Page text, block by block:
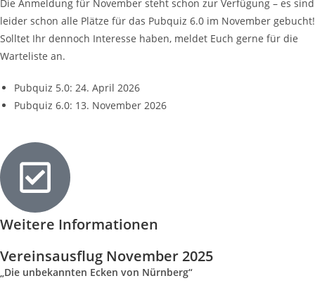
Die Anmeldung für November steht schon zur Verfügung – es sind
leider schon alle Plätze für das Pubquiz 6.0 im November gebucht!
Solltet Ihr dennoch Interesse haben, meldet Euch gerne für die
Warteliste an.
Pubquiz 5.0: 24. April 2026
Pubquiz 6.0: 13. November 2026
Weitere Informationen
Vereinsausflug November 2025
„Die unbekannten Ecken von Nürnberg“